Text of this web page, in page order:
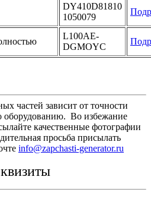
DY410D81810
1050079
L100AE-
DGMOYC
частей зависит от точности
оборудованию. Во избежание
качественные фотографии
просьба присылать
info@zapchasti-generator.ru